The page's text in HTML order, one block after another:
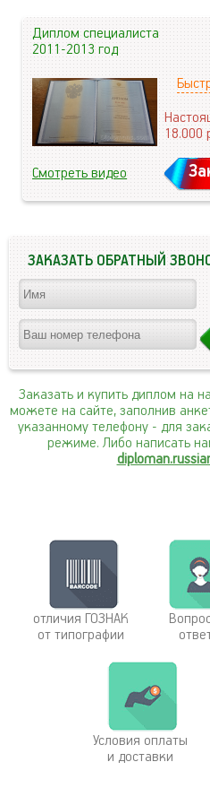
Диплом специалиста
2011-2013 год
18.000
Смотреть видео
ЗАКАЗАТЬ ОБРАТНЫЙ
Заказать и купить диплом на
можете на сайте, заполнив
указанному телефону - для
режиме. Либо написать
отличия ГОЗНАК
от типографии
Условия оплаты
и доставки